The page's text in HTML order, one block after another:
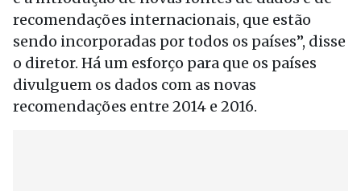
recomendações internacionais, que estão
sendo incorporadas por todos os países”, disse
o diretor. Há um esforço para que os países
divulguem os dados com as novas
recomendações entre 2014 e 2016.